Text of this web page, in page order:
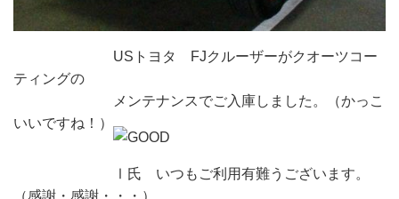
USトヨタ FJクルーザーがクオーツコー
ティングの
メンテナンスでご入庫しました。（かっこ
いいですね！）
Ⅰ氏 いつもご利用有難うございます。
（感謝・感謝・・・）